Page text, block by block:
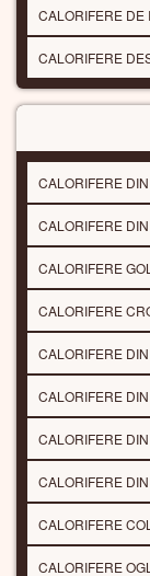
CALORIFERE DE
CALORIFERE
CALORIFERE DIN
CALORIFERE
CALORIFERE
CALORIFERE
CALORIFERE
CALORIFERE
CALORIFERE
CALORIFERE
CALORIFERE
CALORIFERE